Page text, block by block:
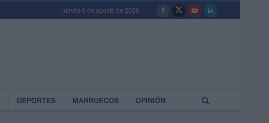
jueves 6 de agosto de 2026
DEPORTES MARRUECOS OPINIÓN